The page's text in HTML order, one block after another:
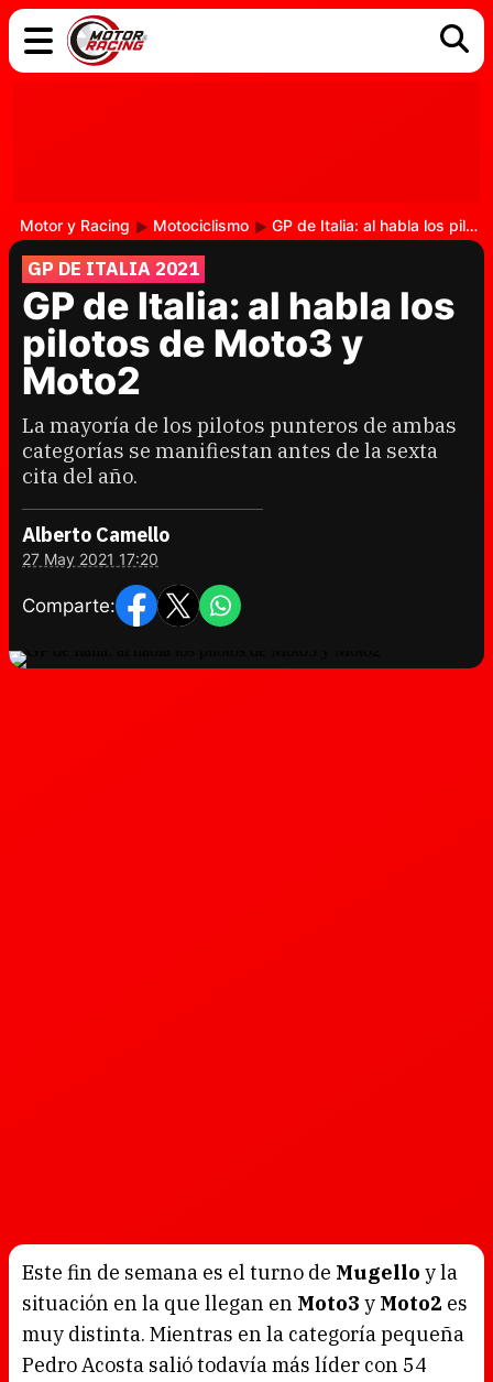
Motor y Racing Motociclismo GP de Italia: al habla los pilotos de Moto3 y Moto2
GP DE ITALIA 2021
GP de Italia: al habla los
pilotos de Moto3 y
Moto2
La mayoría de los pilotos punteros de ambas
categorías se manifiestan antes de la sexta
cita del año.
Alberto Camello
27 May 2021 17:20
Comparte:
Este fin de semana es el turno de Mugello y la
situación en la que llegan en Moto3 y Moto2 es
muy distinta. Mientras en la categoría pequeña
Pedro Acosta salió todavía más líder con 54